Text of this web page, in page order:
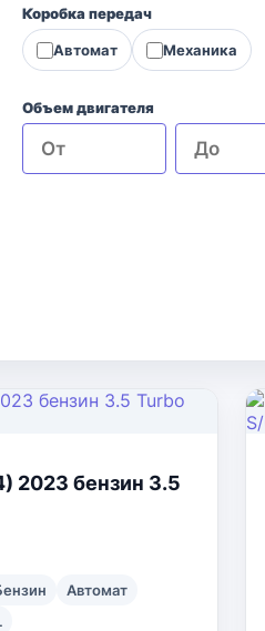
Коробка передач
Автомат Механика
Объем двигателя
2023 бензин 3.5
Автомат